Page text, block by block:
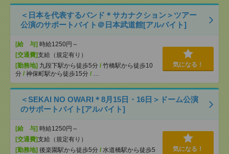
＜日本を代表するバンド＊サカナクション＞ツアー
公演のサポートバイト＠日本武道館[アルバイト]
[給 与] 時給1250円～
[交通費]支給（規定有り）
[勤務地] 九段下駅から徒歩5分 / 竹橋駅から徒歩10
分 / 神保町駅から徒歩15分 / …
気になる！
＜SEKAI NO OWARI＊8月15日・16日＞ドーム公演
のサポートバイト[アルバイト]
[給 与] 時給1250円～
[交通費]支給（規定有り）
[勤務地] 後楽園駅から徒歩5分 / 水道橋駅から徒歩5
気になる！